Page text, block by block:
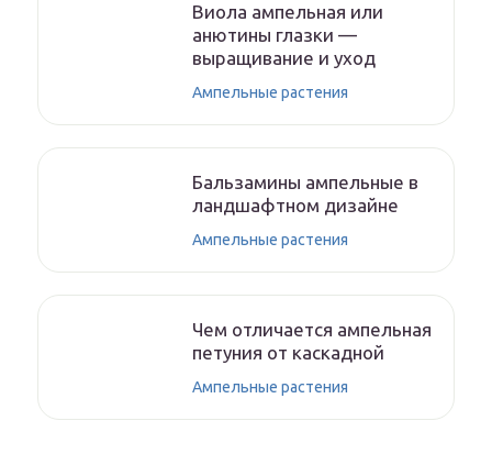
Виола ампельная или
анютины глазки —
выращивание и уход
Ампельные растения
Бальзамины ампельные в
ландшафтном дизайне
Ампельные растения
Чем отличается ампельная
петуния от каскадной
Ампельные растения